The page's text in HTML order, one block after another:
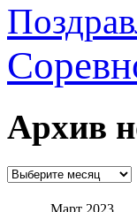
Архив
Март 2023